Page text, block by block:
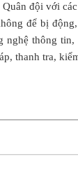
đội với
để bị
nghệ thông
thanh tra,